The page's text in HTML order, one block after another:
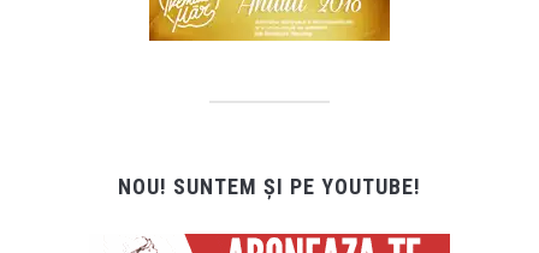
NOU! SUNTEM ȘI PE YOUTUBE!